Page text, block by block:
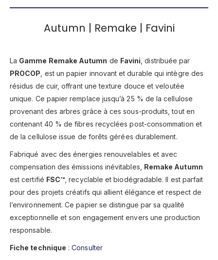
Autumn | Remake | Favini
La Gamme Remake Autumn de Favini , distribuée par
PROCOP , est un papier innovant et durable qui intègre des
résidus de cuir, offrant une texture douce et veloutée
unique. Ce papier remplace jusqu’à 25 % de la cellulose
provenant des arbres grâce à ces sous-produits, tout en
contenant 40 % de fibres recyclées post-consommation et
de la cellulose issue de forêts gérées durablement.
Fabriqué avec des énergies renouvelables et avec
compensation des émissions inévitables, Remake Autumn
est certifié FSC™ , recyclable et biodégradable. Il est parfait
pour des projets créatifs qui allient élégance et respect de
l’environnement. Ce papier se distingue par sa qualité
exceptionnelle et son engagement envers une production
responsable.
Fiche technique :Consulter